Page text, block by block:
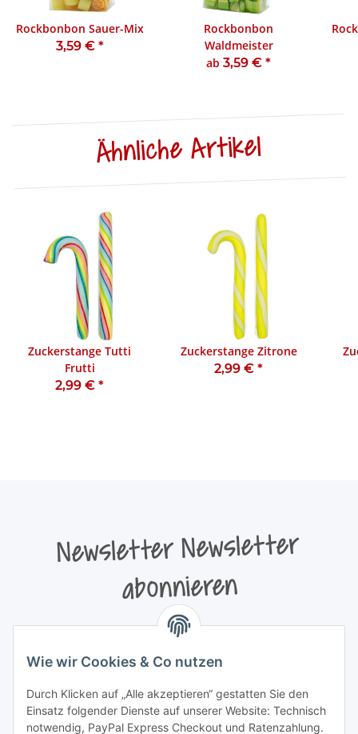
Wie wir Cookies & Co nutzen
Durch Klicken auf „Alle akzeptieren“ gestatten Sie den
Einsatz folgender Dienste auf unserer Website: Technisch
notwendig, PayPal Express Checkout und Ratenzahlung.
Rockbonbon Sauer-Mix
3,59 € *
Rockbonbon
Waldmeister
ab 3,59 € *
Ähnliche Artikel
Zuckerstange Tutti
Frutti
2,99 € *
Zuckerstange Zitrone
2,99 € *
Newsletter Newsletter
abonnieren
Bitte senden Sie mir entsprechend Ihrer
Informationen zu Ihrem Produktsortiment per E-Mail zu.
Newsletter abonnieren
Newsletter Newsletter abonnieren